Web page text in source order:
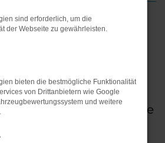
März 2026
Belastungen
Temperaturwechsel,
hohe
oder Witterungseinflüsse
auf Technik und
Mit einem bewussten
sind erforderlich, um die
der Webseite zu gewährleisten.
bieten die bestmögliche Funktionalität
von Drittanbietern wie Google
und weitere